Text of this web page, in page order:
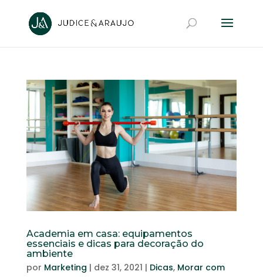
Academia em casa: equipamentos
essenciais e dicas para decoração do
ambiente
por Marketing | dez 31, 2021 | Dicas, Morar com